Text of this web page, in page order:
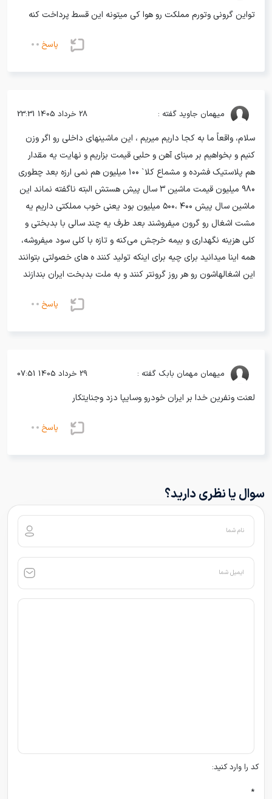
تواین گرونی وتورم مملکت رو هوا کی میتونه این قسط پرداخت کنه
پاسخ
میهمان جاوید گفته : 28 خرداد 1405 23:31
سلام، واقعاً ما به کجا داریم میریم ، این ماشینهای داخلی رو اگر وزن
کنیم و بخواهیم بر مبنای آهن و حلبی قیمت بزاریم و نهایت یه مقدار
هم پلاستیک فشرده و مشماع کلا` ۱۰۰ میلیون هم نمی ارزه بعد چطوری
۹۸۰ میلیون قیمت ماشین ۳ سال پیش هستش البته ناگفته نماند این
ماشین سال پیش ۴۰۰ ،۵۰۰ میلیون بود یعنی خوب مملکتی داریم یه
مشت اشغال رو گرون میفروشند بعد طرف یه چند سالی با بدبختی و
کلی هزینه نگهداری و بیمه خرجش می‌کنه و تازه با کلی سود میفروشه،
همه اینا میدانید برای چیه برای اینکه تولید کنند ه های خصولتی بتوانند
این اشغالهاشون رو هر روز گرونتر کنند و به ملت بدبخت ایران بندازند
پاسخ
میهمان مهمان بابک گفته : 29 خرداد 1405 07:51
لعنت ونفرین خدا بر ایران خودرو وسایپا دزد وجنایتکار
پاسخ
سوال یا نظری دارید؟
نام شما
ایمیل شما
کد را وارد کنید:
*